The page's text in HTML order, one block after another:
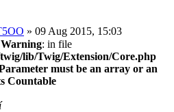
» 09 Aug 2015, 15:03
: in file
lib/Twig/Extension/Core.php
must be an array or an
Countable